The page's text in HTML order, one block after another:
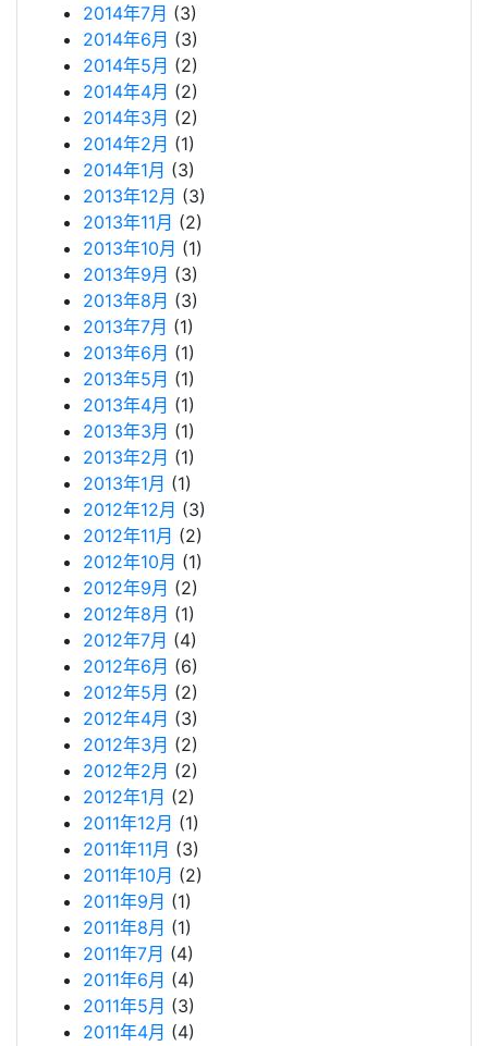
2014年7月 (3)
2014年6月 (3)
2014年5月 (2)
2014年4月 (2)
2014年3月 (2)
2014年2月 (1)
2014年1月 (3)
2013年12月 (3)
2013年11月 (2)
2013年10月 (1)
2013年9月 (3)
2013年8月 (3)
2013年7月 (1)
2013年6月 (1)
2013年5月 (1)
2013年4月 (1)
2013年3月 (1)
2013年2月 (1)
2013年1月 (1)
2012年12月 (3)
2012年11月 (2)
2012年10月 (1)
2012年9月 (2)
2012年8月 (1)
2012年7月 (4)
2012年6月 (6)
2012年5月 (2)
2012年4月 (3)
2012年3月 (2)
2012年2月 (2)
2012年1月 (2)
2011年12月 (1)
2011年11月 (3)
2011年10月 (2)
2011年9月 (1)
2011年8月 (1)
2011年7月 (4)
2011年6月 (4)
2011年5月 (3)
2011年4月 (4)